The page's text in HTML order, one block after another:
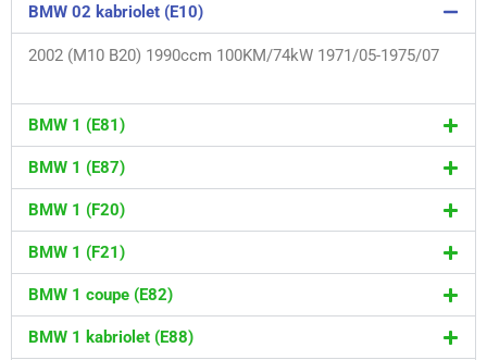
BMW 02 kabriolet (E10)
2002 (M10 B20) 1990ccm 100KM/74kW 1971/05-1975/07
BMW 1 (E81)
BMW 1 (E87)
BMW 1 (F20)
BMW 1 (F21)
BMW 1 coupe (E82)
BMW 1 kabriolet (E88)